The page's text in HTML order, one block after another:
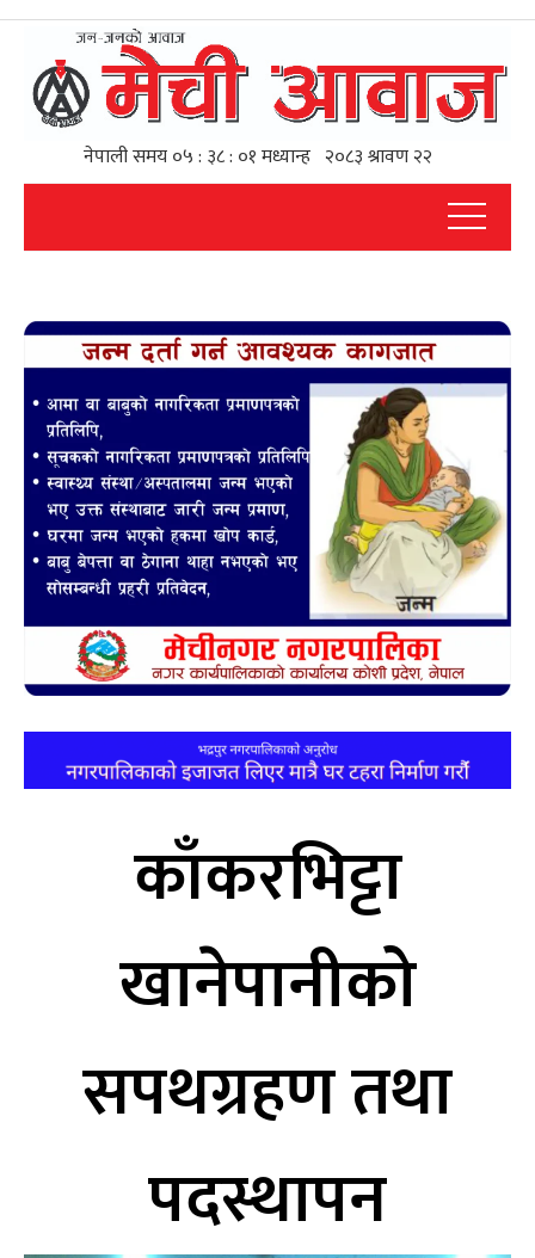
काँकरभिट्टा
खानेपानीको
सपथग्रहण तथा
पदस्थापन